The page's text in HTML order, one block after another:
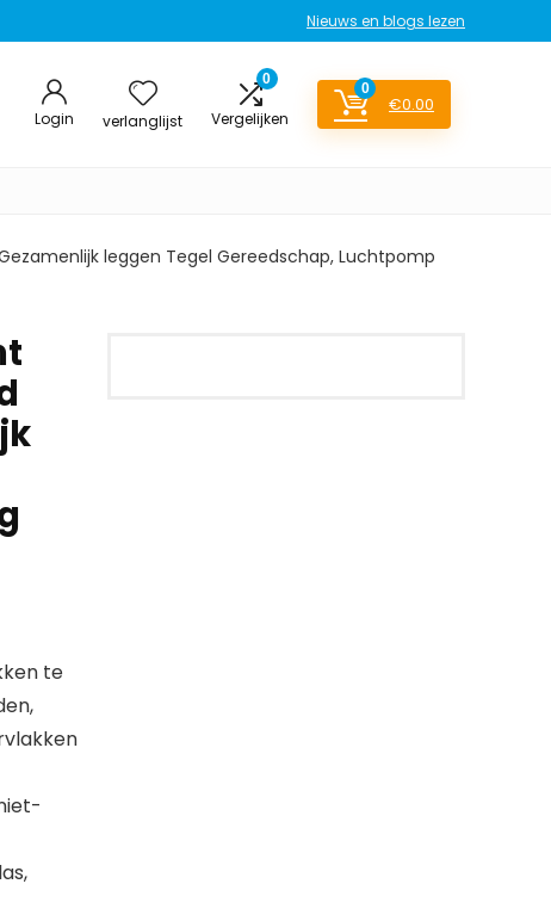
Nieuws en blogs lezen
Login verlanglijst
0
Vergelijken
0
€0.00
leggen Tegel Gereedschap, Luchtpomp
te